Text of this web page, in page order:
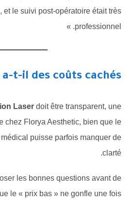
et le suivi post-opératoire était très
professionnel. »
Y a-t-il des coûts cachés ?
Laserdoit être transparent, une
chez Florya Aesthetic, bien que le
médical puisse parfois manquer de
clarté.
poser les bonnes questions avant de
que le « prix bas » ne gonfle une fois